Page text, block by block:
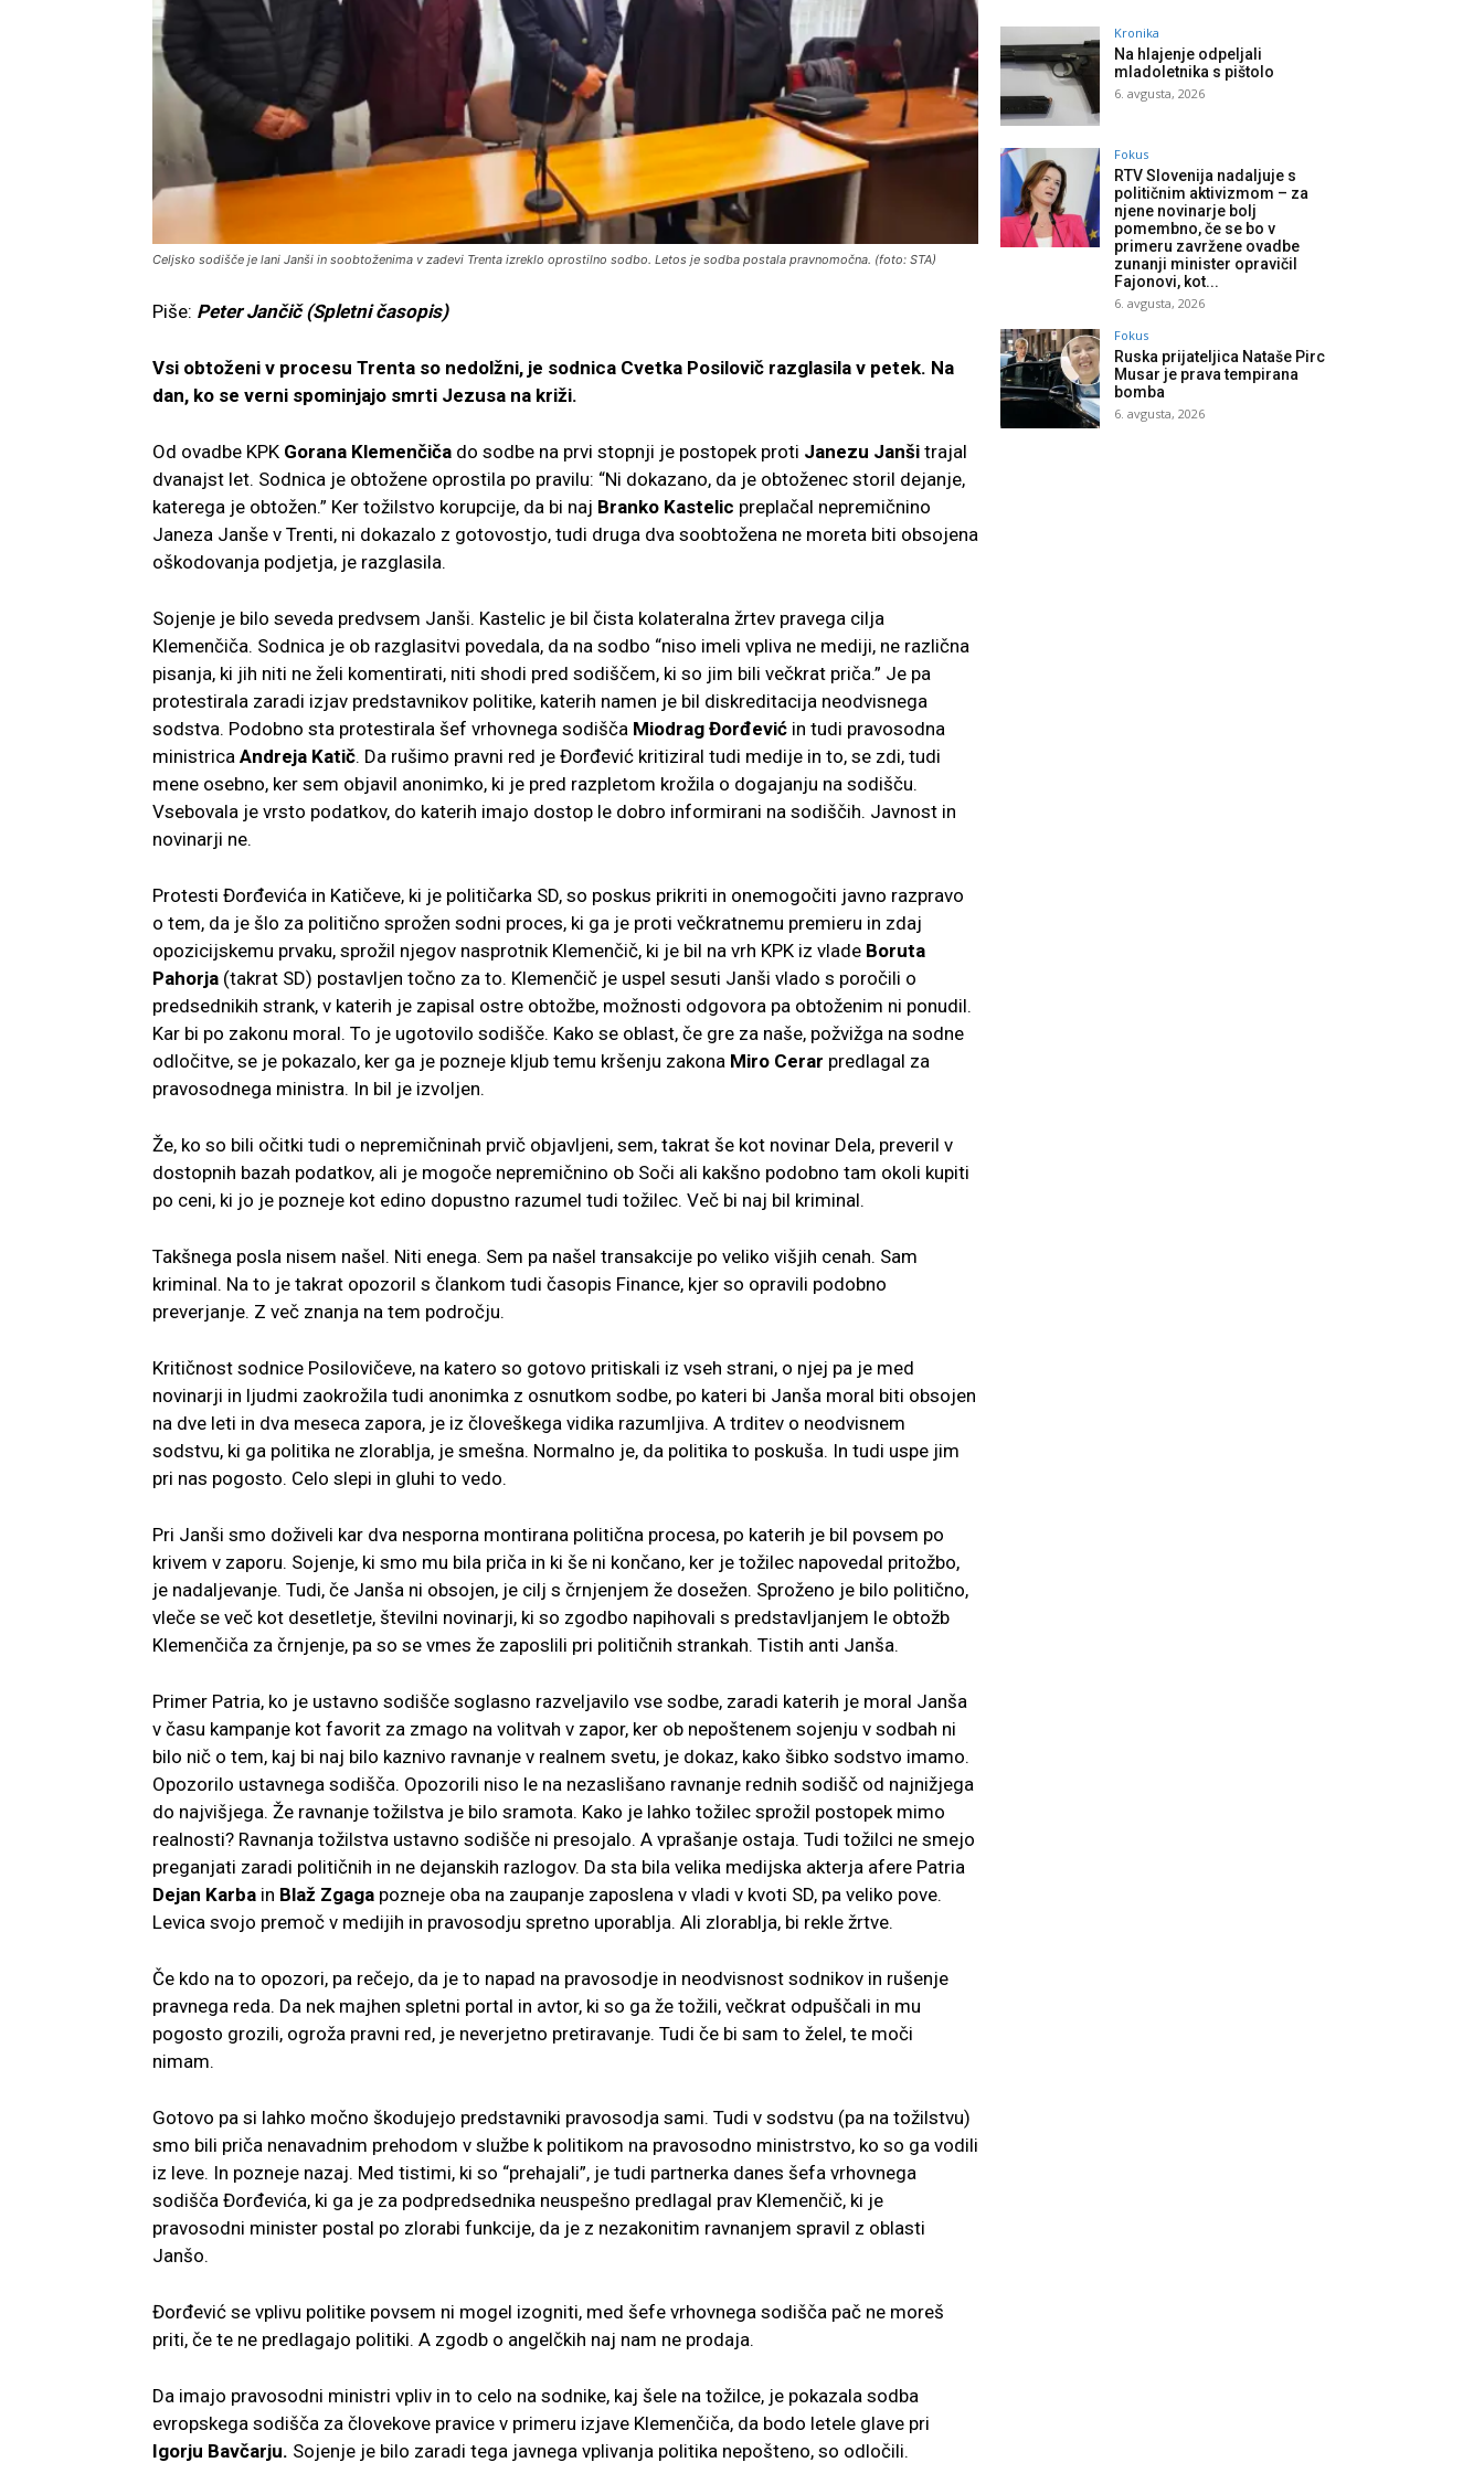
Celjsko sodišče je lani Janši in soobtoženima v zadevi Trenta izreklo oprostilno sodbo. Letos je sodba postala pravnomočna. (foto: STA)
Piše: Peter Jančič (Spletni časopis)
Vsi obtoženi v procesu Trenta so nedolžni, je sodnica Cvetka Posilovič razglasila v petek. Na
dan, ko se verni spominjajo smrti Jezusa na križi.
Od ovadbe KPK Gorana Klemenčiča do sodbe na prvi stopnji je postopek proti Janezu Janši trajal
dvanajst let. Sodnica je obtožene oprostila po pravilu: “Ni dokazano, da je obtoženec storil dejanje,
katerega je obtožen.” Ker tožilstvo korupcije, da bi naj Branko Kastelic preplačal nepremičnino
Janeza Janše v Trenti, ni dokazalo z gotovostjo, tudi druga dva soobtožena ne moreta biti obsojena
oškodovanja podjetja, je razglasila.
Sojenje je bilo seveda predvsem Janši. Kastelic je bil čista kolateralna žrtev pravega cilja
Klemenčiča. Sodnica je ob razglasitvi povedala, da na sodbo “niso imeli vpliva ne mediji, ne različna
pisanja, ki jih niti ne želi komentirati, niti shodi pred sodiščem, ki so jim bili večkrat priča.” Je pa
protestirala zaradi izjav predstavnikov politike, katerih namen je bil diskreditacija neodvisnega
sodstva. Podobno sta protestirala šef vrhovnega sodišča Miodrag Đorđević in tudi pravosodna
ministrica Andreja Katič. Da rušimo pravni red je Đorđević kritiziral tudi medije in to, se zdi, tudi
mene osebno, ker sem objavil anonimko, ki je pred razpletom krožila o dogajanju na sodišču.
Vsebovala je vrsto podatkov, do katerih imajo dostop le dobro informirani na sodiščih. Javnost in
novinarji ne.
Protesti Đorđevića in Katičeve, ki je političarka SD, so poskus prikriti in onemogočiti javno razpravo
o tem, da je šlo za politično sprožen sodni proces, ki ga je proti večkratnemu premieru in zdaj
opozicijskemu prvaku, sprožil njegov nasprotnik Klemenčič, ki je bil na vrh KPK iz vlade Boruta
Pahorja (takrat SD) postavljen točno za to. Klemenčič je uspel sesuti Janši vlado s poročili o
predsednikih strank, v katerih je zapisal ostre obtožbe, možnosti odgovora pa obtoženim ni ponudil.
Kar bi po zakonu moral. To je ugotovilo sodišče. Kako se oblast, če gre za naše, požvižga na sodne
odločitve, se je pokazalo, ker ga je pozneje kljub temu kršenju zakona Miro Cerar predlagal za
pravosodnega ministra. In bil je izvoljen.
Že, ko so bili očitki tudi o nepremičninah prvič objavljeni, sem, takrat še kot novinar Dela, preveril v
dostopnih bazah podatkov, ali je mogoče nepremičnino ob Soči ali kakšno podobno tam okoli kupiti
po ceni, ki jo je pozneje kot edino dopustno razumel tudi tožilec. Več bi naj bil kriminal.
Takšnega posla nisem našel. Niti enega. Sem pa našel transakcije po veliko višjih cenah. Sam
kriminal. Na to je takrat opozoril s člankom tudi časopis Finance, kjer so opravili podobno
preverjanje. Z več znanja na tem področju.
Kritičnost sodnice Posilovičeve, na katero so gotovo pritiskali iz vseh strani, o njej pa je med
novinarji in ljudmi zaokrožila tudi anonimka z osnutkom sodbe, po kateri bi Janša moral biti obsojen
na dve leti in dva meseca zapora, je iz človeškega vidika razumljiva. A trditev o neodvisnem
sodstvu, ki ga politika ne zlorablja, je smešna. Normalno je, da politika to poskuša. In tudi uspe jim
pri nas pogosto. Celo slepi in gluhi to vedo.
Pri Janši smo doživeli kar dva nesporna montirana politična procesa, po katerih je bil povsem po
krivem v zaporu. Sojenje, ki smo mu bila priča in ki še ni končano, ker je tožilec napovedal pritožbo,
je nadaljevanje. Tudi, če Janša ni obsojen, je cilj s črnjenjem že dosežen. Sproženo je bilo politično,
vleče se več kot desetletje, številni novinarji, ki so zgodbo napihovali s predstavljanjem le obtožb
Klemenčiča za črnjenje, pa so se vmes že zaposlili pri političnih strankah. Tistih anti Janša.
Primer Patria, ko je ustavno sodišče soglasno razveljavilo vse sodbe, zaradi katerih je moral Janša
v času kampanje kot favorit za zmago na volitvah v zapor, ker ob nepoštenem sojenju v sodbah ni
bilo nič o tem, kaj bi naj bilo kaznivo ravnanje v realnem svetu, je dokaz, kako šibko sodstvo imamo.
Opozorilo ustavnega sodišča. Opozorili niso le na nezaslišano ravnanje rednih sodišč od najnižjega
do najvišjega. Že ravnanje tožilstva je bilo sramota. Kako je lahko tožilec sprožil postopek mimo
realnosti? Ravnanja tožilstva ustavno sodišče ni presojalo. A vprašanje ostaja. Tudi tožilci ne smejo
preganjati zaradi političnih in ne dejanskih razlogov. Da sta bila velika medijska akterja afere Patria
Dejan Karba in Blaž Zgaga pozneje oba na zaupanje zaposlena v vladi v kvoti SD, pa veliko pove.
Levica svojo premoč v medijih in pravosodju spretno uporablja. Ali zlorablja, bi rekle žrtve.
Če kdo na to opozori, pa rečejo, da je to napad na pravosodje in neodvisnost sodnikov in rušenje
pravnega reda. Da nek majhen spletni portal in avtor, ki so ga že tožili, večkrat odpuščali in mu
pogosto grozili, ogroža pravni red, je neverjetno pretiravanje. Tudi če bi sam to želel, te moči
nimam.
Gotovo pa si lahko močno škodujejo predstavniki pravosodja sami. Tudi v sodstvu (pa na tožilstvu)
smo bili priča nenavadnim prehodom v službe k politikom na pravosodno ministrstvo, ko so ga vodili
iz leve. In pozneje nazaj. Med tistimi, ki so “prehajali”, je tudi partnerka danes šefa vrhovnega
sodišča Đorđevića, ki ga je za podpredsednika neuspešno predlagal prav Klemenčič, ki je
pravosodni minister postal po zlorabi funkcije, da je z nezakonitim ravnanjem spravil z oblasti
Janšo.
Đorđević se vplivu politike povsem ni mogel izogniti, med šefe vrhovnega sodišča pač ne moreš
priti, če te ne predlagajo politiki. A zgodb o angelčkih naj nam ne prodaja.
Da imajo pravosodni ministri vpliv in to celo na sodnike, kaj šele na tožilce, je pokazala sodba
evropskega sodišča za človekove pravice v primeru izjave Klemenčiča, da bodo letele glave pri
Igorju Bavčarju. Sojenje je bilo zaradi tega javnega vplivanja politika nepošteno, so odločili.
Kronika
Na hlajenje odpeljali
mladoletnika s pištolo
6. avgusta, 2026
Fokus
RTV Slovenija nadaljuje s
političnim aktivizmom – za
njene novinarje bolj
pomembno, če se bo v
primeru zavržene ovadbe
zunanji minister opravičil
Fajonovi, kot...
6. avgusta, 2026
Fokus
Ruska prijateljica Nataše Pirc
Musar je prava tempirana
bomba
6. avgusta, 2026